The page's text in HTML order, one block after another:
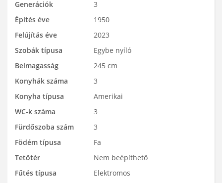
Generációk
3
Építés éve
1950
Felújítás éve
2023
Szobák típusa
Egybe nyíló
Belmagasság
245 cm
Konyhák száma
3
Konyha típusa
Amerikai
WC-k száma
3
Fürdőszoba szám
3
Födém típusa
Fa
Tetőtér
Nem beépíthető
Fűtés típusa
Elektromos